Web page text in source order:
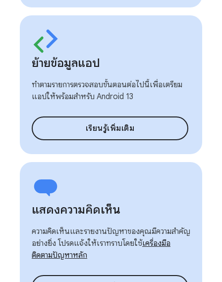
ย้ายข้อมูลแอป
ทำตามรายการตรวจสอบขั้นตอนต่อไปนี้เพื่อเตรียม
แอปให้พร้อมสำหรับ Android 13
เรียนรู้เพิ่มเติม
แสดงความคิดเห็น
ความคิดเห็นและรายงานปัญหาของคุณมีความสำคัญ
อย่างยิ่ง โปรดแจ้งให้เราทราบโดยใช้เครื่องมือ
ติดตามปัญหาหลัก